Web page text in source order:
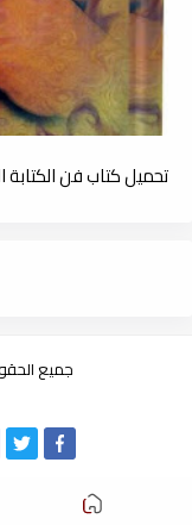
تحميل كتاب فن
جميع